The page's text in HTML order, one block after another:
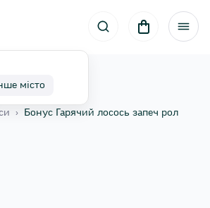
місто
› Бонус Гарячий лосось запеч рол